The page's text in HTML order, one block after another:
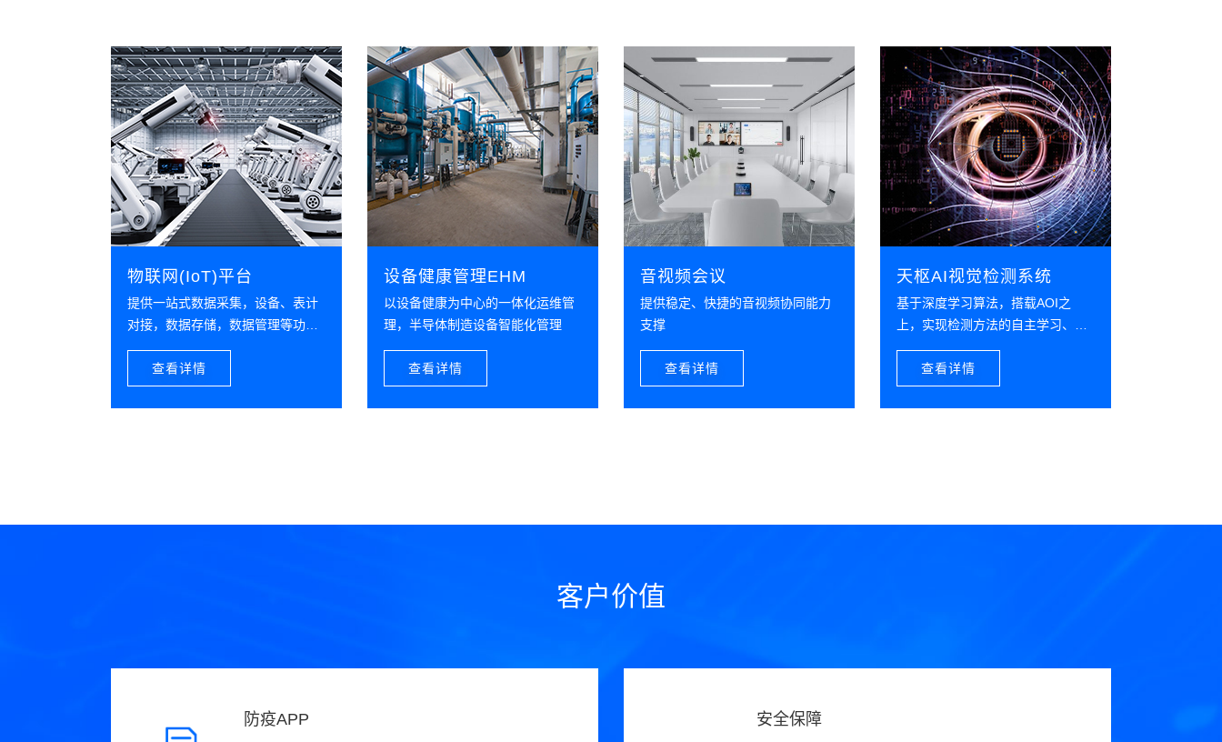
物联网(IoT)平台
提供一站式数据采集，设备、表计
对接，数据存储，数据管理等功
查看详情
设备健康管理EHM
以设备健康为中心的一体化运维管
理，半导体制造设备智能化管理
查看详情
音视频会议
提供稳定、快捷的音视频协同能力
支撑
查看详情
天枢AI视觉检测系统
基于深度学习算法，搭载AOI之
上，实现检测方法的自主学习、检
机器视觉的人员复判作业，给工业
装上永不疲劳的眼睛和大脑
查看详情
客户价值
防疫APP 安全保障